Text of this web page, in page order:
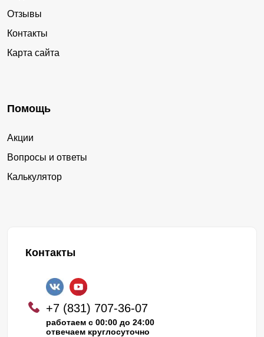
Отзывы
Контакты
Карта сайта
Помощь
Акции
Вопросы и ответы
Калькулятор
Контакты
+7 (831) 707-36-07
работаем с 00:00 до 24:00
отвечаем круглосуточно